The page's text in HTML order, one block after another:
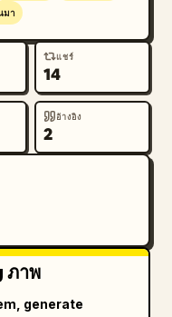
การ์ด, ประณีต, กู
สายตาด้วยสัดส่วนแค
ายละเอียดถูกตัดขอบ
อร์สิ่งทอที่มีราย
ง, ขอบคมชัด, ลุคหรู
มา
แชร์
14
อ้างอิง
2
ภาพ
generate